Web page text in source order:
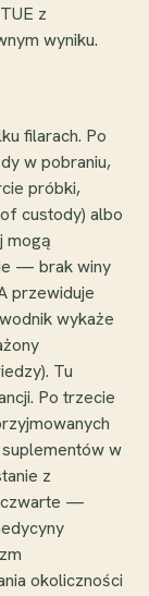
z
wyniku.
filarach. Po
w pobraniu,
próbki,
custody) albo
mogą
— brak winy
przewiduje
wykaże
Tu
Po trzecie
w
z
czwarte —
okoliczności